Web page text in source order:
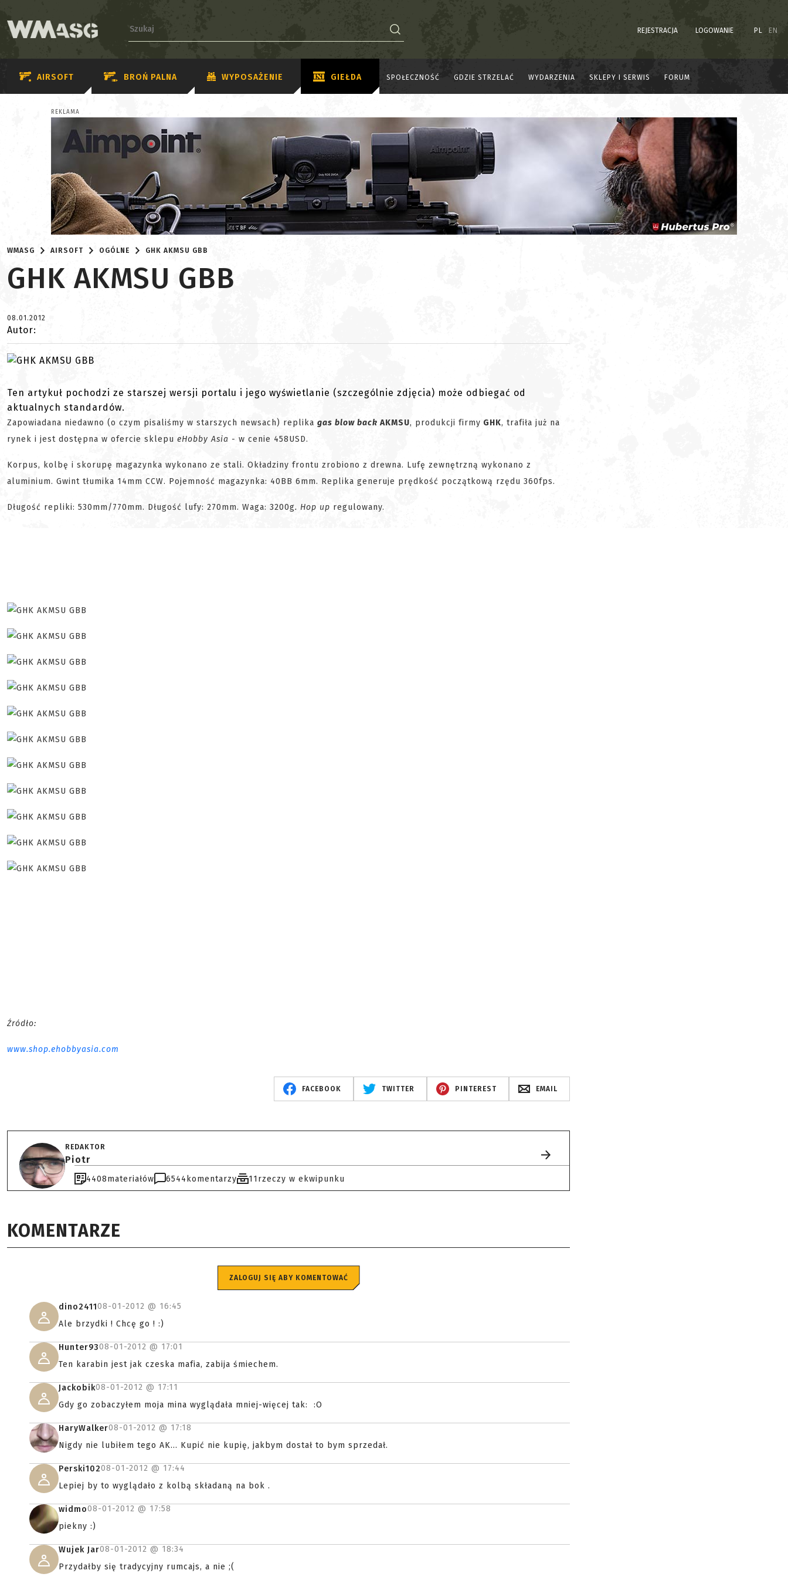
REJESTRACJA LOGOWANIE PL EN
AIRSOFT BROŃ PALNA WYPOSAŻENIE GIEŁDA SPOŁECZNOŚĆ GDZIE STRZELAĆ WYDARZENIA SKLEPY I SERWIS FORUM
REKLAMA
WMASG AIRSOFT OGÓLNE GHK AKMSU GBB
GHK AKMSU GBB
08.01.2012
Autor:
Ten artykuł pochodzi ze starszej wersji portalu i jego wyświetlanie (szczególnie zdjęcia) może odbiegać od
aktualnych standardów.
Zapowiadana niedawno (o czym pisaliśmy w starszych newsach) replika gas blow back AKMSU, produkcji firmy GHK, trafiła już na
rynek i jest dostępna w ofercie sklepu eHobby Asia - w cenie 458USD.
Korpus, kolbę i skorupę magazynka wykonano ze stali. Okładziny frontu zrobiono z drewna. Lufę zewnętrzną wykonano z
aluminium. Gwint tłumika 14mm CCW. Pojemność magazynka: 40BB 6mm. Replika generuje prędkość początkową rzędu 360fps.
Długość repliki: 530mm/770mm. Długość lufy: 270mm. Waga: 3200g. Hop up regulowany.
Źródło:
www.shop.ehobbyasia.com
FACEBOOK TWITTER PINTEREST EMAIL
REDAKTOR
Piotr
4408materiałów 6544 komentarzy 11rzeczy w ekwipunku
KOMENTARZE
ZALOGUJ SIĘ ABY KOMENTOWAĆ
dino241108-01-2012 @ 16:45
Ale brzydki ! Chcę go ! :)
Hunter9308-01-2012 @ 17:01
Ten karabin jest jak czeska mafia, zabija śmiechem.
Jackobik08-01-2012 @ 17:11
Gdy go zobaczyłem moja mina wyglądała mniej-więcej tak: :O
HaryWalker08-01-2012 @ 17:18
Nigdy nie lubiłem tego AK... Kupić nie kupię, jakbym dostał to bym sprzedał.
Perski10208-01-2012 @ 17:44
Lepiej by to wyglądało z kolbą składaną na bok .
widmo08-01-2012 @ 17:58
piekny :)
Wujek Jar08-01-2012 @ 18:34
Przydałby się tradycyjny rumcajs, a nie ;(